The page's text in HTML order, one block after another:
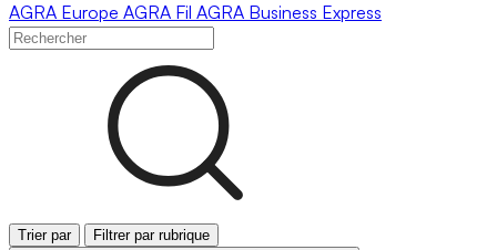
AGRA Europe AGRA Fil AGRA Business Express
Trier par Filtrer par rubrique